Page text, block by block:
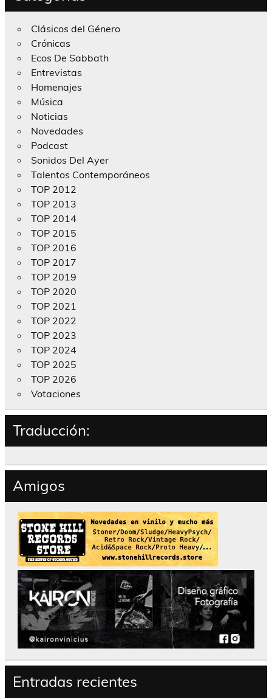
Clásicos del Género
Crónicas
Ecos De Sabbath
Entrevistas
Homenajes
Música
Noticias
Novedades
Podcast
Sonidos Del Ayer
Talentos Contemporáneos
TOP 2012
TOP 2013
TOP 2014
TOP 2015
TOP 2016
TOP 2017
TOP 2019
TOP 2020
TOP 2021
TOP 2022
TOP 2023
TOP 2024
TOP 2025
TOP 2026
Votaciones
Traducción:
Amigos
Entradas recientes